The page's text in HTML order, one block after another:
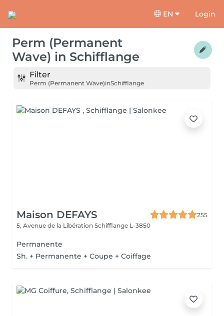
EN Login
Perm (Permanent
Wave) in Schifflange
Filter
Perm (Permanent Wave)inSchifflange
Maison DEFAYS
255
5, Avenue de la Libération Schifflange L-3850
Permanente
Sh. + Permanente + Coupe + Coiffage